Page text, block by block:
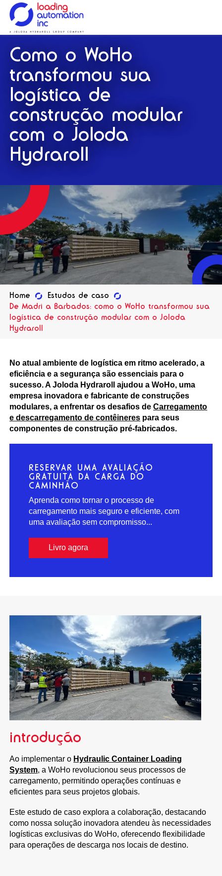
Loading
Automation
Inc
Como o WoHo
transformou sua
logística de
construção modular
com o Joloda
Hydraroll
Home
Estudos de caso
De Madri a Barbados: como o WoHo transformou sua
logística de construção modular com o Joloda
Hydraroll
No atual ambiente de logística em ritmo acelerado, a
eficiência e a segurança são essenciais para o
sucesso. A Joloda Hydraroll ajudou a WoHo, uma
empresa inovadora e fabricante de construções
modulares, a enfrentar os desafios deCarregamento
e descarregamento de contêineres para seus
componentes de construção pré-fabricados.
RESERVAR UMA AVALIAÇÃO
GRATUITA DA CARGA DO
CAMINHÃO
Aprenda como tornar o processo de
carregamento mais seguro e eficiente, com
uma avaliação sem compromisso...
Livro agora
introdução
Ao implementar o Hydraulic Container Loading
System, a WoHo revolucionou seus processos de
carregamento, permitindo operações contínuas e
eficientes para seus projetos globais.
Este estudo de caso explora a colaboração, destacando
como nossa solução inovadora atendeu às necessidades
logísticas exclusivas do WoHo, oferecendo flexibilidade
para operações de descarga nos locais de destino.